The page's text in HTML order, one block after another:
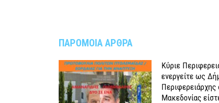
ΠΑΡΟΜΟΙΑ ΑΡΘΡΑ
Κύριε
ενεργείτε ως
Περιφερειάρχης
Μακεδονίας